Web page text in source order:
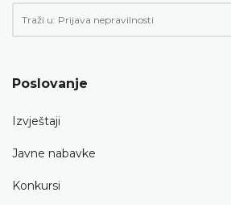
Poslovanje
Izvještaji
Javne nabavke
Konkursi